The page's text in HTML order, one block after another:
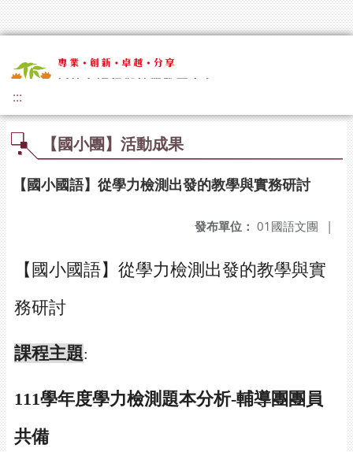
:::
【國小團】活動成果
【國小國語】從學力檢測出發的教學與實務研討
發布單位： 01國語文團 |
【國小國語】從學力檢測出發的教學與實
務研討
課程主題:
111學年度學力檢測題本分析-輔導團團員
共備